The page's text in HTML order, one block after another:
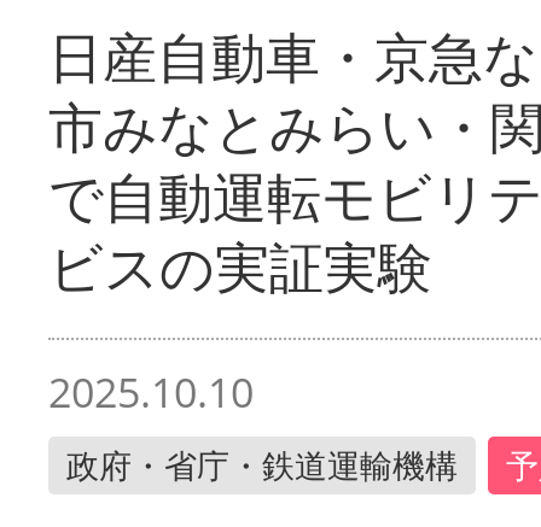
日産自動車・京急
市みなとみらい・
で自動運転モビリ
ビスの実証実験
2025.10.10
政府・省庁・鉄道運輸機構